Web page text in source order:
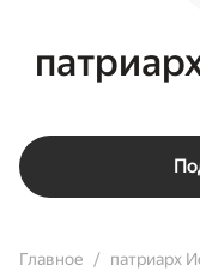
Главное патриарх